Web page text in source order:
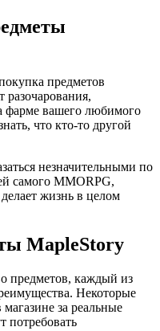
предметов
разочарования,
фарме вашего любимого
что кто-то другой
незначительными по
самого MMORPG,
жизнь в целом
MapleStory
предметов, каждый из
Некоторые
за реальные
потребовать